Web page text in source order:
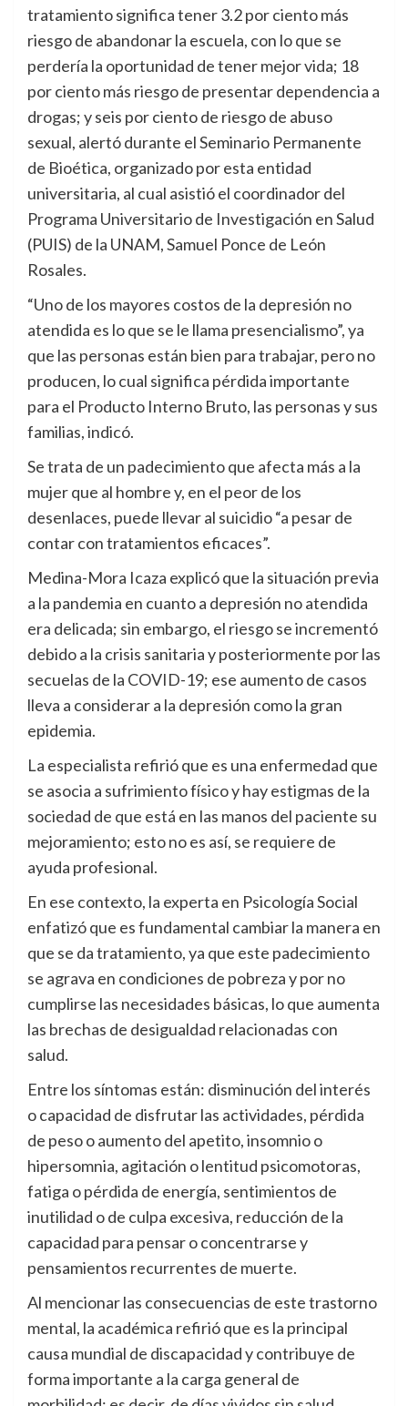
tratamiento significa tener 3.2 por ciento más
riesgo de abandonar la escuela, con lo que se
perdería la oportunidad de tener mejor vida; 18
por ciento más riesgo de presentar dependencia a
drogas; y seis por ciento de riesgo de abuso
sexual, alertó durante el Seminario Permanente
de Bioética, organizado por esta entidad
universitaria, al cual asistió el coordinador del
Programa Universitario de Investigación en Salud
(PUIS) de la UNAM, Samuel Ponce de León
Rosales.
“Uno de los mayores costos de la depresión no
atendida es lo que se le llama presencialismo”, ya
que las personas están bien para trabajar, pero no
producen, lo cual significa pérdida importante
para el Producto Interno Bruto, las personas y sus
familias, indicó.
Se trata de un padecimiento que afecta más a la
mujer que al hombre y, en el peor de los
desenlaces, puede llevar al suicidio “a pesar de
contar con tratamientos eficaces”.
Medina-Mora Icaza explicó que la situación previa
a la pandemia en cuanto a depresión no atendida
era delicada; sin embargo, el riesgo se incrementó
debido a la crisis sanitaria y posteriormente por las
secuelas de la COVID-19; ese aumento de casos
lleva a considerar a la depresión como la gran
epidemia.
La especialista refirió que es una enfermedad que
se asocia a sufrimiento físico y hay estigmas de la
sociedad de que está en las manos del paciente su
mejoramiento; esto no es así, se requiere de
ayuda profesional.
En ese contexto, la experta en Psicología Social
enfatizó que es fundamental cambiar la manera en
que se da tratamiento, ya que este padecimiento
se agrava en condiciones de pobreza y por no
cumplirse las necesidades básicas, lo que aumenta
las brechas de desigualdad relacionadas con
salud.
Entre los síntomas están: disminución del interés
o capacidad de disfrutar las actividades, pérdida
de peso o aumento del apetito, insomnio o
hipersomnia, agitación o lentitud psicomotoras,
fatiga o pérdida de energía, sentimientos de
inutilidad o de culpa excesiva, reducción de la
capacidad para pensar o concentrarse y
pensamientos recurrentes de muerte.
Al mencionar las consecuencias de este trastorno
mental, la académica refirió que es la principal
causa mundial de discapacidad y contribuye de
forma importante a la carga general de